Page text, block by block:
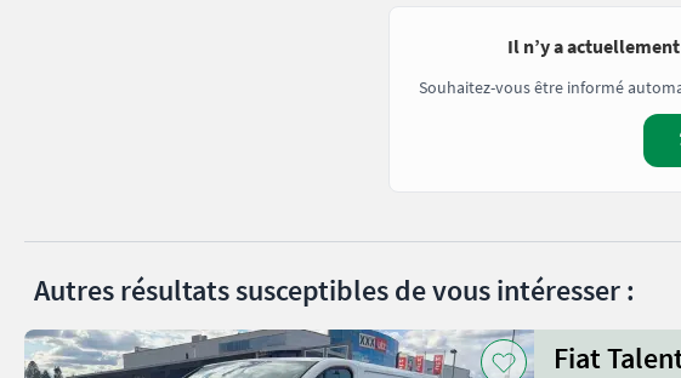
Il n’y a
Souhaitez-vous être informé
Autres résultats susceptibles de vous intéresser :
Fiat